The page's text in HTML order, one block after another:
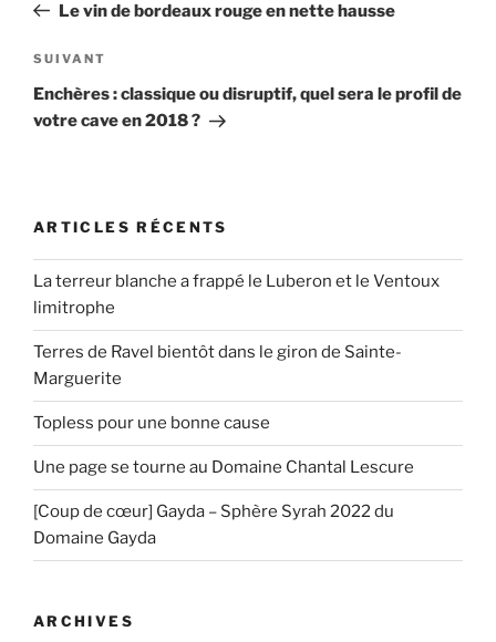
l’article
précédent
Le vin de bordeaux rouge en nette hausse
Article
suivant
SUIVANT
Enchères : classique ou disruptif, quel sera le profil de
votre cave en 2018 ?
ARTICLES RÉCENTS
La terreur blanche a frappé le Luberon et le Ventoux
limitrophe
Terres de Ravel bientôt dans le giron de Sainte-
Marguerite
Topless pour une bonne cause
Une page se tourne au Domaine Chantal Lescure
[Coup de cœur] Gayda – Sphère Syrah 2022 du
Domaine Gayda
ARCHIVES